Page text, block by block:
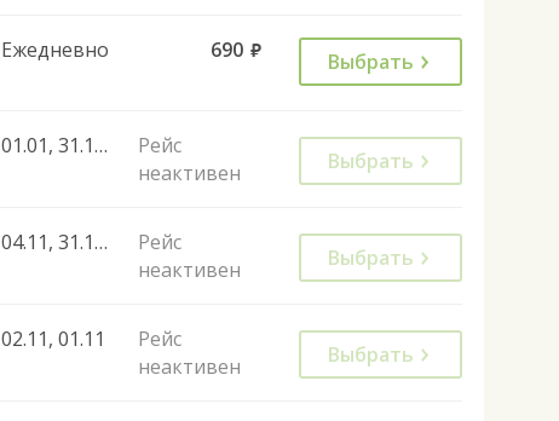
Ежедневно 690 руб. Выбрать
01.01, 31.12, 02.01, 05.01, 06.01, 07.01, 08.01, 09.01, 23.02, 09.03
Рейс
неактивен
Выбрать
04.11, 31.12, 01.01, 02.01, 03.01, 07.01, 08.01, 06.01, 03.11, 04.11
Рейс
неактивен
Выбрать
02.11, 01.11
Рейс
неактивен
Выбрать